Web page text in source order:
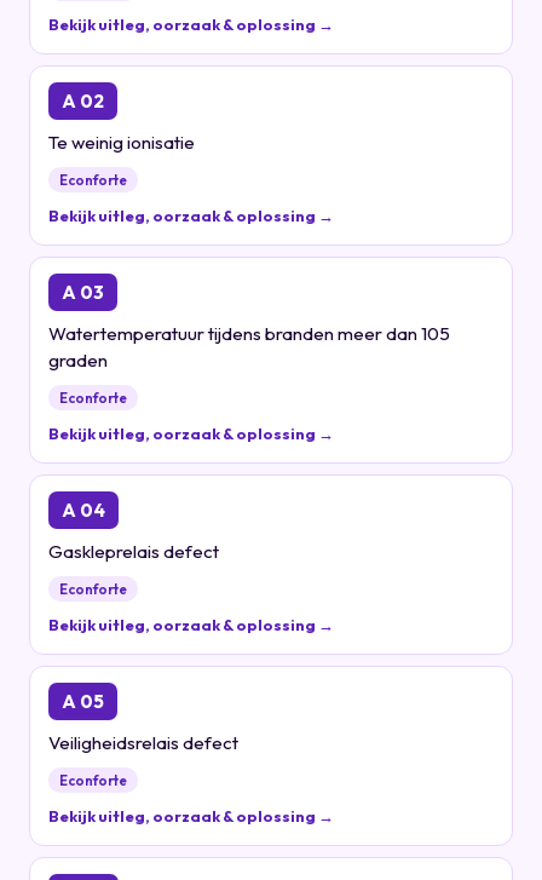
Bekijk uitleg, oorzaak & oplossing →
A 02
Te weinig ionisatie
Econforte
Bekijk uitleg, oorzaak & oplossing →
A 03
Watertemperatuur tijdens branden meer dan 105
graden
Econforte
Bekijk uitleg, oorzaak & oplossing →
A 04
Gaskleprelais defect
Econforte
Bekijk uitleg, oorzaak & oplossing →
A 05
Veiligheidsrelais defect
Econforte
Bekijk uitleg, oorzaak & oplossing →